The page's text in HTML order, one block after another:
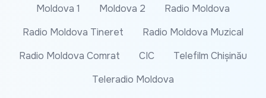
Moldova 1 Moldova 2
Radio Moldova
Radio Moldova Tineret
Radio Moldova Muzical
Radio Moldova Comrat
CIC
Telefilm Chișinău
Teleradio Moldova